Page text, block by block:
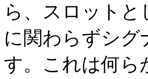
ら、スロット
に関わらずシ
す。これは何ら